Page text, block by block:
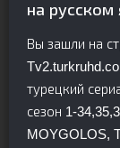
на русском
Вы зашли на
турецкий
сезон 1-
MOYGOLOS,